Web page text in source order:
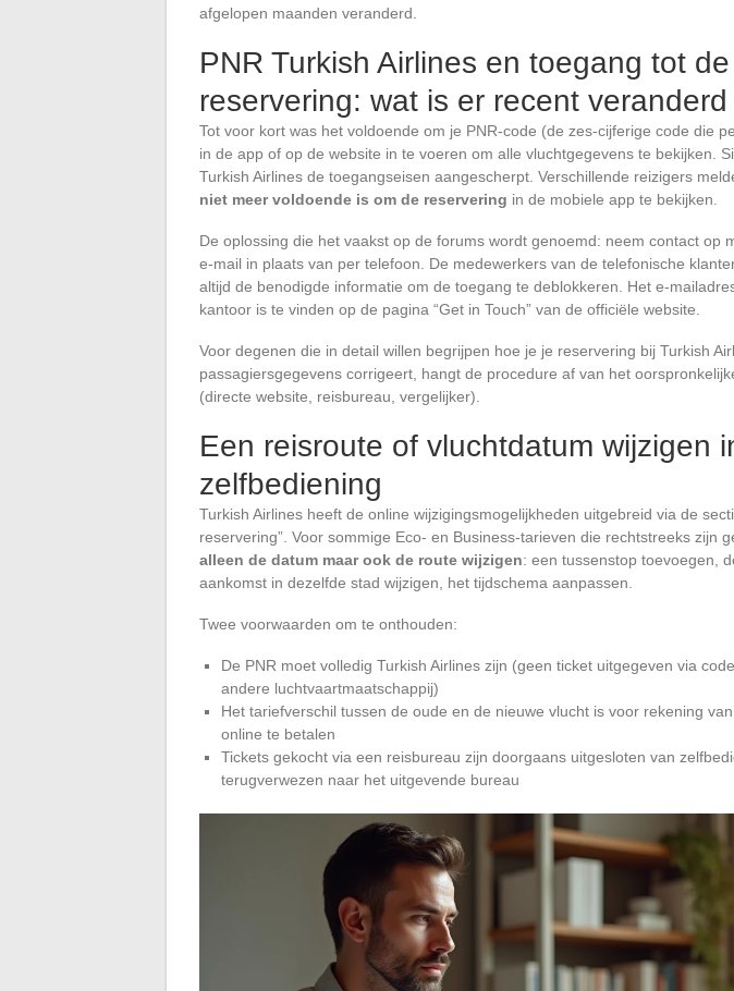
afgelopen maanden veranderd.
PNR Turkish Airlines en toegang tot de
reservering: wat is er recent veranderd
Tot voor kort was het voldoende om je PNR-code (de zes-cijferige code die
in de app of op de website in te voeren om alle vluchtgegevens te bekijken.
Turkish Airlines de toegangseisen aangescherpt. Verschillende reizigers
niet meer voldoende is om de reservering in de mobiele app te bekijken.
De oplossing die het vaakst op de forums wordt genoemd: neem contact op
e-mail in plaats van per telefoon. De medewerkers van de telefonische
altijd de benodigde informatie om de toegang te deblokkeren. Het e-
kantoor is te vinden op de pagina “Get in Touch” van de officiële website.
Voor degenen die in detail willen begrijpen hoe je je reservering bij Turkish
passagiersgegevens corrigeert, hangt de procedure af van het
(directe website, reisbureau, vergelijker).
Een reisroute of vluchtdatum wijzigen
zelfbediening
Turkish Airlines heeft de online wijzigingsmogelijkheden uitgebreid via de
reservering”. Voor sommige Eco- en Business-tarieven die rechtstreeks zijn
alleen de datum maar ook de route wijzigen: een tussenstop toevoegen,
aankomst in dezelfde stad wijzigen, het tijdschema aanpassen.
Twee voorwaarden om te onthouden:
De PNR moet volledig Turkish Airlines zijn (geen ticket uitgegeven via
andere luchtvaartmaatschappij)
Het tariefverschil tussen de oude en de nieuwe vlucht is voor rekening
online te betalen
Tickets gekocht via een reisbureau zijn doorgaans uitgesloten van
terugverwezen naar het uitgevende bureau